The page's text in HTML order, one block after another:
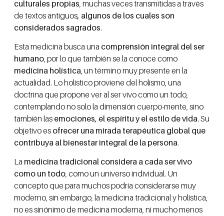
culturales propias , muchas veces transmitidas a través
de textos antiguos, algunos de los cuales son
considerados sagrados.
Esta medicina busca una comprensión integral del ser
humano, por lo que también se la conoce como
medicina holística, un término muy presente en la
actualidad. Lo holístico proviene del holismo, una
doctrina que propone ver al ser vivo como un todo,
contemplando no solo la dimensión cuerpo-mente, sino
también las emociones, el espíritu y el estilo de vida. Su
objetivo es ofrecer una mirada terapéutica global que
contribuya al bienestar integral de la persona.
La medicina tradicional considera a cada ser vivo
como un todo, como un universo individual. Un
concepto que para muchos podría considerarse muy
moderno, sin embargo, la medicina tradicional y holística,
no es sinónimo de medicina moderna, ni mucho menos